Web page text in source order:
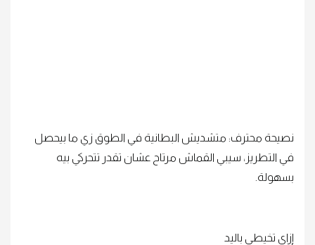
نصيحة محترف: متشديش البطانية في الطوق زي ما بيحصل
في التطريز، سيبي القماش مرتاح عشان تقدر تتحركي بيه
بسهولة.
إزاي تخيطي باليد